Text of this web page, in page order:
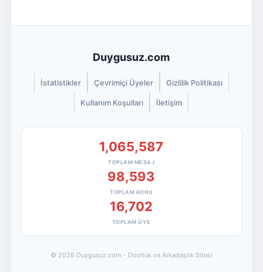
Duygusuz.com
İstatistikler Çevrimiçi Üyeler Gizlilik Politikası
Kullanım Koşulları İletişim
1,065,587
TOPLAM MESAJ
98,593
TOPLAM KONU
16,702
TOPLAM ÜYE
© 2026 Duygusuz.com - Dostluk ve Arkadaşlık Sitesi